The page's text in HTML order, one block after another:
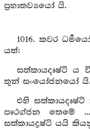
ප්‍රහාතව්‍යයෝ යි.
1016. කවර
යත්:
සත්කායදෘෂ්ටි ය
තුන් සංයෝජනයෝ යි.
එහි
පෘථග්ජන තෙමේ
සත්කායද්‍රෂ්ටි යයි